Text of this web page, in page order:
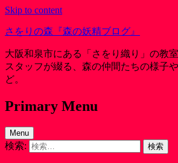
Skip to content
さをりの森『森の妖精ブログ』
大阪和泉市にある「さをり織り」の教
スタッフが綴る、森の仲間たちの様子
ど。
Primary Menu
Menu
検索: